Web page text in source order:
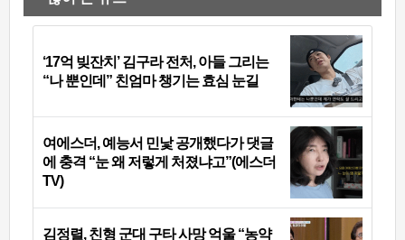
‘17억 빚잔치’ 김구라 전처, 아들 그리는
“나 뿐인데” 친엄마 챙기는 효심 눈길
여에스더, 예능서 민낯 공개했다가 댓글
에 충격 “눈 왜 저렇게 처졌냐고”(에스더
TV)
김정렬, 친형 군대 구타 사망 억울 “농약